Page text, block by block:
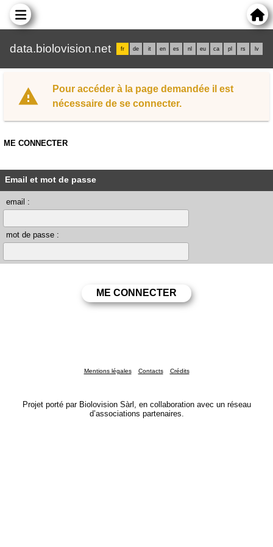
data.biolovision.net fr de it en es nl eu ca pl rs lv
Pour accéder à la page demandée il est
nécessaire de se connecter.
ME CONNECTER
Email et mot de passe
email :
mot de passe :
Mentions légales Contacts Crédits
Projet porté par Biolovision Sàrl, en collaboration avec un réseau
d’associations partenaires.